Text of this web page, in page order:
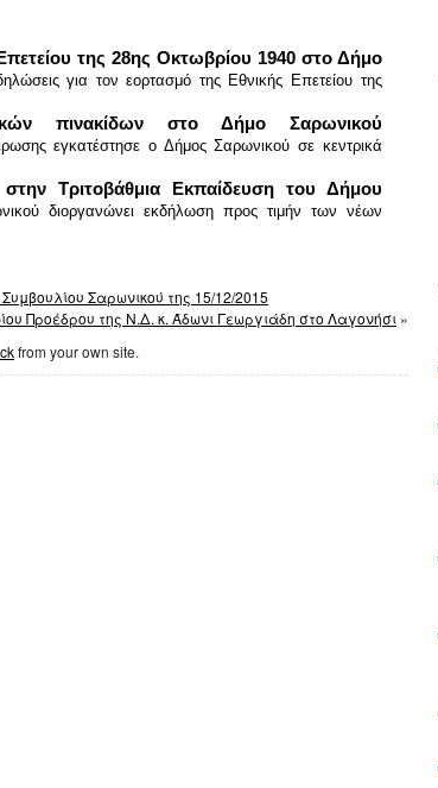
της 28ης Οκτωβρίου 1940 στο Δήμο
για τον εορτασμό της Εθνικής Επετείου της
πινακίδων στο Δήμο Σαρωνικού
εγκατέστησε ο Δήμος Σαρωνικού σε κεντρικά
Τριτοβάθμια Εκπαίδευση του Δήμου
διοργανώνει εκδήλωση προς τιμήν των νέων
Σαρωνικού της 15/12/2015
Προέδρου της Ν.Δ. κ. Άδωνι Γεωργιάδη στο Λαγονήσι »
from your own site.